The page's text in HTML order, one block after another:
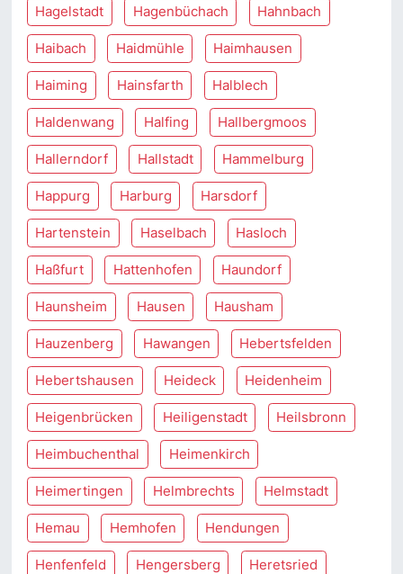
Hagelstadt Hagenbüchach Hahnbach
Haibach Haidmühle Haimhausen
Haiming Hainsfarth Halblech
Haldenwang Halfing Hallbergmoos
Hallerndorf Hallstadt Hammelburg
Happurg Harburg Harsdorf
Hartenstein Haselbach Hasloch
Haßfurt Hattenhofen Haundorf
Haunsheim Hausen Hausham
Hauzenberg Hawangen Hebertsfelden
Hebertshausen Heideck Heidenheim
Heigenbrücken Heiligenstadt Heilsbronn
Heimbuchenthal Heimenkirch
Heimertingen Helmbrechts Helmstadt
Hemau Hemhofen Hendungen
Henfenfeld Hengersberg Heretsried